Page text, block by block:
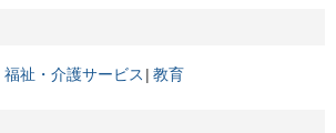
福祉・介護サービス 教育